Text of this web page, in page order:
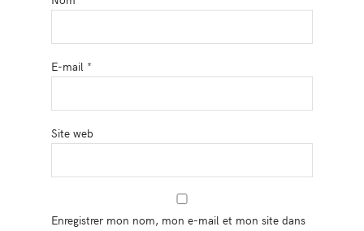
E-mail *
Site web
Enregistrer mon nom, mon e-mail et mon site dans